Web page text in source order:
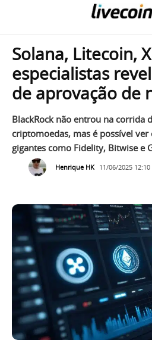
Solana, Litecoin,
especialistas
de aprovação de
BlackRock não entrou na corrida
criptomoedas, mas é possível
gigantes como Fidelity, Bitwise e
Henrique HK 11/06/2025 12:10